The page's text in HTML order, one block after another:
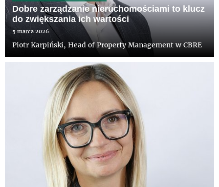
Dobre zarządzanie nieruchomościami to klucz
do zwiększania ich wartości
5 marca 2026
Piotr Karpiński, Head of Property Management w CBRE